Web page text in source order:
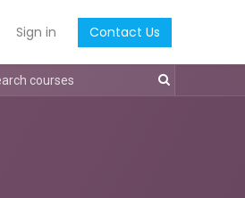
Sign in Contact Us